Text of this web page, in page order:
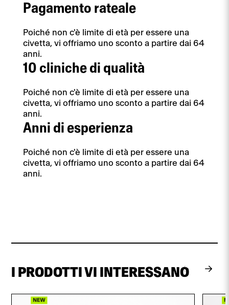
Pagamento rateale
Poiché non c'è limite di età per essere una
civetta, vi offriamo uno sconto a partire dai 64
anni.
10 cliniche di qualità
Poiché non c'è limite di età per essere una
civetta, vi offriamo uno sconto a partire dai 64
anni.
Anni di esperienza
Poiché non c'è limite di età per essere una
civetta, vi offriamo uno sconto a partire dai 64
anni.
I PRODOTTI VI INTERESSANO